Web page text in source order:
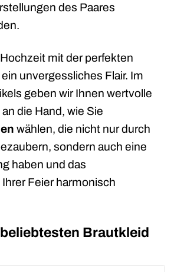
des Paares
mit der perfekten
unvergessliches Flair. Im
geben wir Ihnen wertvolle
die Hand, wie Sie
wählen, die nicht nur durch
sondern auch eine
haben und das
Feier harmonisch
Brautkleid